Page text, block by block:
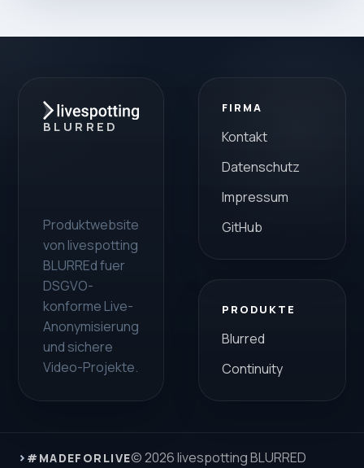
BLURRED
Produktwebsite
von livespotting
BLURREd fuer
DSGVO-
konforme Live-
Anonymisierung
und sichere
Video-Projekte.
FIRMA
Kontakt
Datenschutz
Impressum
GitHub
PRODUKTE
Blurred
Continuity
› #MADEFORLIVE© 2026 livespotting BLURRED